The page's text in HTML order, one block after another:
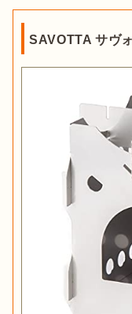
SAVOTTA サヴ